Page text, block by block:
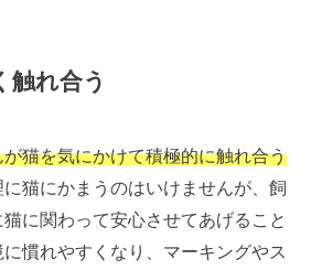
触れ合う
猫を気にかけて積極的に触れ合う
猫にかまうのはいけませんが、飼
に関わって安心させてあげること
慣れやすくなり、マーキングやス